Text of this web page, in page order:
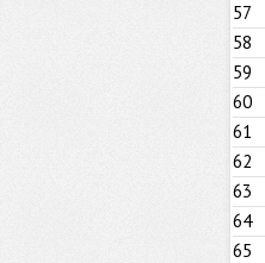
57
58
59
60
61
62
63
64
65